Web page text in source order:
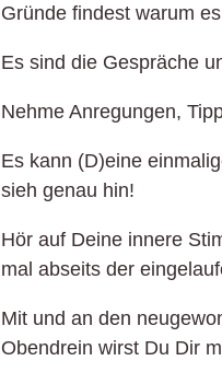
Gründe findest warum
Es sind die Gespräche
Nehme Anregungen,
Es kann (D)eine
sieh genau hin!
Hör auf Deine innere
mal abseits der
Mit und an den
Obendrein wirst Du Dir